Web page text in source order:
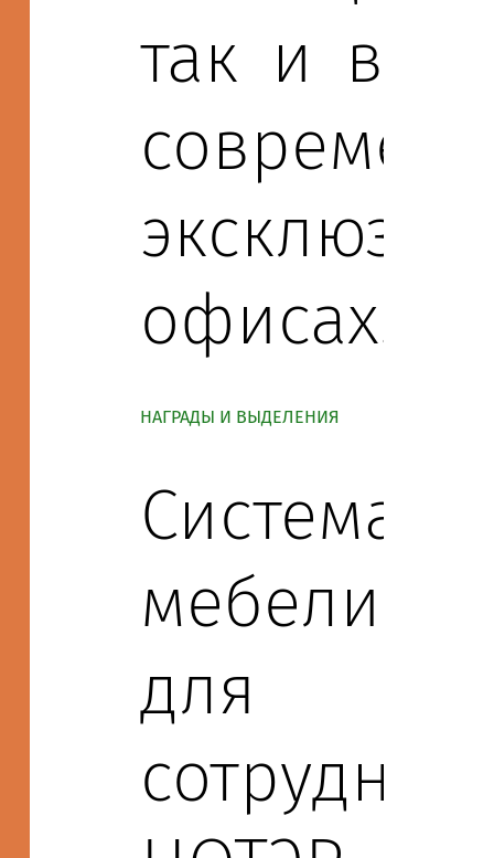
так и в
офисах.
НАГРАДЫ И ВЫДЕЛЕНИЯ
Система
мебели
для